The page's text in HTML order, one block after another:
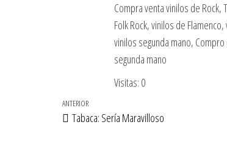
Compra venta vinilos de Rock,
Folk Rock, vinilos de
vinilos segunda mano,
segunda mano
Visitas: 0
Navegación
de
Entrada
anterior
ANTERIOR
Tabaca: Sería Maravilloso